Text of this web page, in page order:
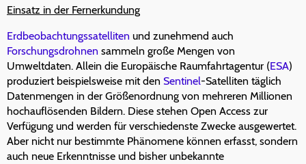
Einsatz in der Fernerkundung
Erdbeobachtungssatelliten und zunehmend auch
Forschungsdrohnen sammeln große Mengen von
Umweltdaten. Allein die Europäische Raumfahrtagentur (ESA)
produziert beispielsweise mit den Sentinel-Satelliten täglich
Datenmengen in der Größenordnung von mehreren Millionen
hochauflösenden Bildern. Diese stehen Open Access zur
Verfügung und werden für verschiedenste Zwecke ausgewertet.
Aber nicht nur bestimmte Phänomene können erfasst, sondern
auch neue Erkenntnisse und bisher unbekannte